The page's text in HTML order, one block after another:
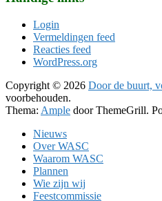
Login
Vermeldingen feed
Reacties feed
WordPress.org
Copyright © 2026 Door de buurt,
voorbehouden.
Thema: Ample door ThemeGrill.
Nieuws
Over WASC
Waarom WASC
Plannen
Wie zijn wij
Feestcommissie